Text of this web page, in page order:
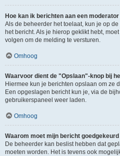
Hoe kan ik berichten aan een
Als de beheerder het toelaat, kun je op
het bericht. Als je hierop geklikt hebt,
volgen om de melding te versturen.
Omhoog
Waarvoor dient de "Opslaan"-knop bij
Hiermee kun je berichten opslaan om ze
Een opgeslagen bericht kun je, via de
gebruikerspaneel weer laden.
Omhoog
Waarom moet mijn bericht
De beheerder kan beslist hebben dat
moeten worden. Het is tevens ook